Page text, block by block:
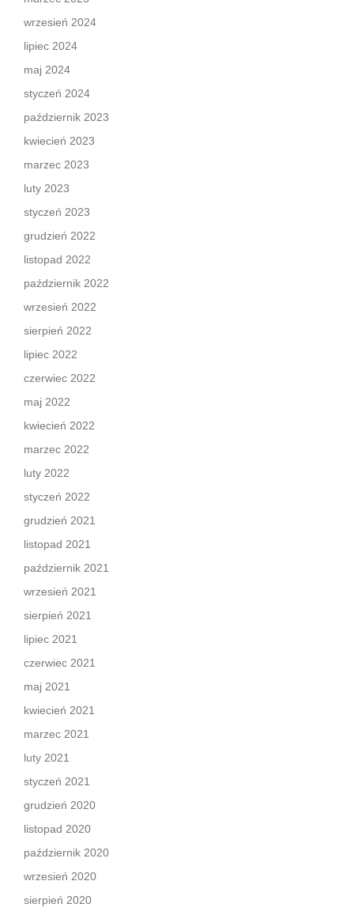
wrzesień 2024
lipiec 2024
maj 2024
styczeń 2024
październik 2023
kwiecień 2023
marzec 2023
luty 2023
styczeń 2023
grudzień 2022
listopad 2022
październik 2022
wrzesień 2022
sierpień 2022
lipiec 2022
czerwiec 2022
maj 2022
kwiecień 2022
marzec 2022
luty 2022
styczeń 2022
grudzień 2021
listopad 2021
październik 2021
wrzesień 2021
sierpień 2021
lipiec 2021
czerwiec 2021
maj 2021
kwiecień 2021
marzec 2021
luty 2021
styczeń 2021
grudzień 2020
listopad 2020
październik 2020
wrzesień 2020
sierpień 2020